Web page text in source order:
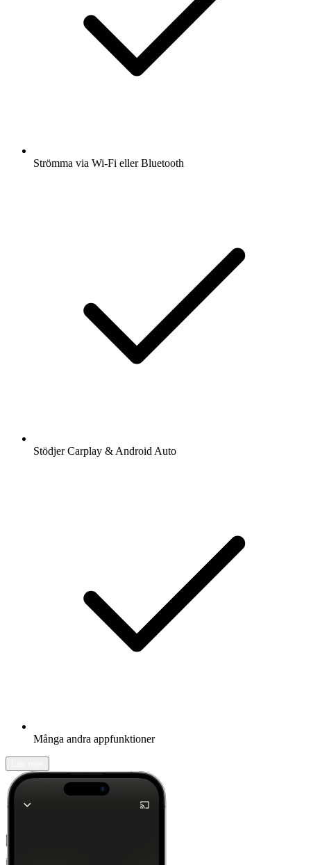
Strömma via Wi-Fi eller Bluetooth
Stödjer Carplay & Android Auto
Många andra appfunktioner